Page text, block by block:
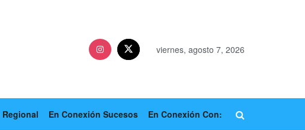
viernes, agosto 7, 2026
En Conexión Sucesos En Conexión Con: